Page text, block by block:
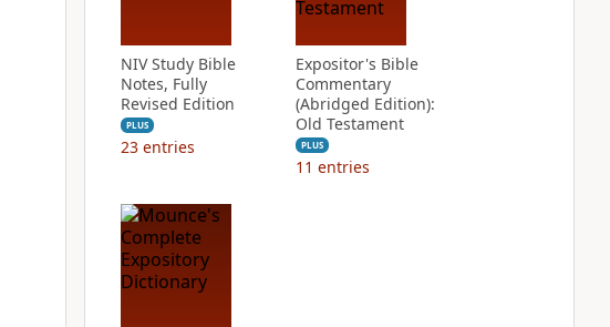
NIV Study Bible
Notes, Fully
Revised Edition
PLUS
23 entries
Expositor's Bible
Commentary
(Abridged Edition):
Old Testament
PLUS
11 entries